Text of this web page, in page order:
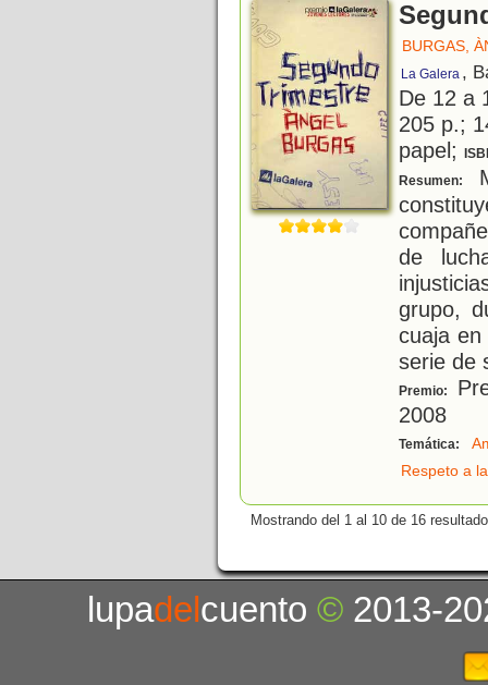
BURGAS,
La Galera ,
De 12 a
205 p.;
papel;
Resumen:
de
grupo,
cuaja
serie de
Premio:
2008
Temática:
Respeto a
Mostrando del 1 al 10 de 16
lupadelcuento© 2013-